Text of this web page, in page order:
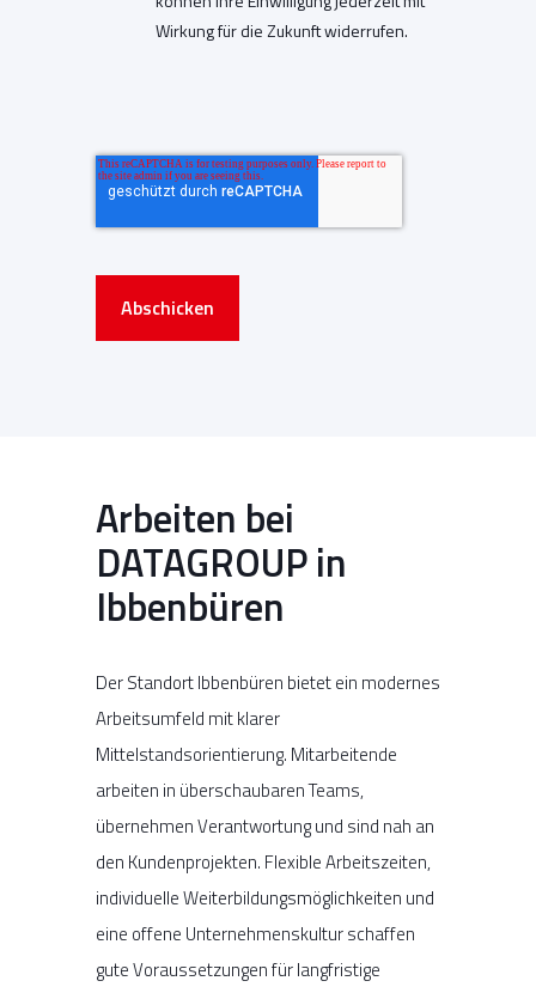
Wirkung für die Zukunft widerrufen.
Abschicken
Arbeiten bei
DATAGROUP in
Ibbenbüren
Der Standort Ibbenbüren bietet ein modernes
Arbeitsumfeld mit klarer
Mittelstandsorientierung. Mitarbeitende
arbeiten in überschaubaren Teams,
übernehmen Verantwortung und sind nah an
den Kundenprojekten. Flexible Arbeitszeiten,
individuelle Weiterbildungsmöglichkeiten und
eine offene Unternehmenskultur schaffen
gute Voraussetzungen für langfristige